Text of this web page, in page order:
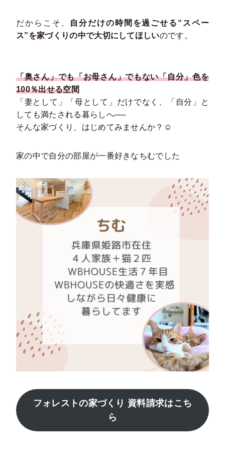
だからこそ、 自分だけの時間を過ごせる“スペー
ス”を家づくりの中で大切にしてほしいのです。
「奥さん」でも「お母さん」でもない「自分」色を
100％出せる空間
「妻として」「母として」だけでなく、「自分」と
しても満たされる暮らしへ──
そんな家づくり、はじめてみませんか？☺️
家の中で自分の部屋が一番好きなちむでした
フォレストの家づくり 資料請求はこち
ら